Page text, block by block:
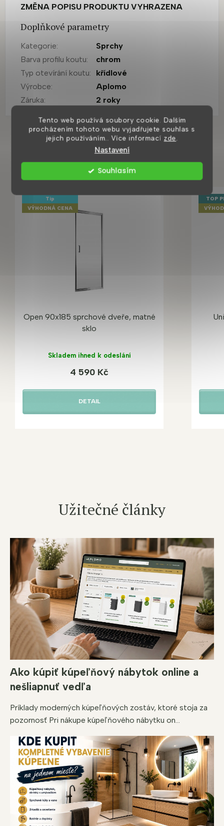
Tento web používá soubory cookie. Dalším
procházením tohoto webu vyjadřujete souhlas s
jejich používáním.. Více informací zde.
Nastavení
Souhlasím
ZMĚNA POPISU PRODUKTU VYHRAZENA
Doplňkové parametry
Kategorie:
Sprchy
Barva profilu koutu:
chrom
Typ otevírání koutu:
křídlové
Výrobce:
Aplomo
Záruka: 2 roky
Mohlo by se vám také líbit
Tip
VÝHODNÁ CENA
Open 90x185 sprchové dveře, matné
sklo
Skladem ihned k odeslání
4 590 Kč
DETAIL
TOP
Užitečné články
Ako kúpiť kúpeľňový nábytok online a
nešliapnuť vedľa
Príklady moderných kúpeľňových zostáv, ktoré stoja za
pozornosť Pri nákupe kúpeľňového nábytku on...